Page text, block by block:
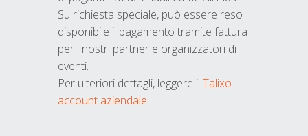
Su richiesta speciale, può essere reso
disponibile il pagamento tramite fattura
per i nostri partner e organizzatori di
eventi.
Per ulteriori dettagli, leggere il Talixo
account aziendale